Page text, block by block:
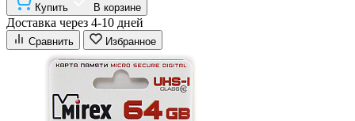
Купить В корзине
Доставка через 4-10 дней
Сравнить Избранное